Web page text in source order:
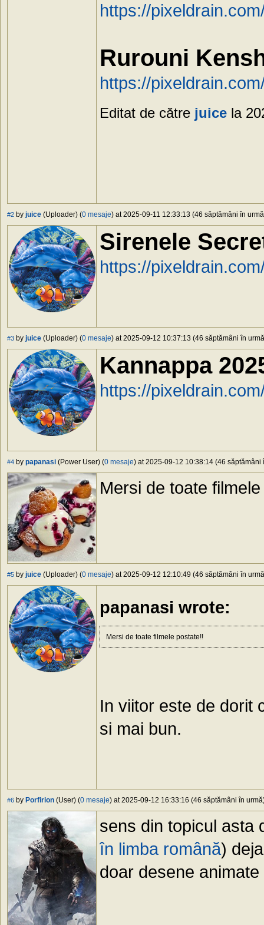
https://
Rurouni
https://
Editat de către juice la
#2 by juice (Uploader) (0 mesaje) at 2025-09-11 12:33:13 (46 săptămâni în
Sirenele
https://
#3 by juice (Uploader) (0 mesaje) at 2025-09-12 10:37:13 (46 săptămâni în
Kannappa
https://
#4 by papanasi (Power User) (0 mesaje) at 2025-09-12 10:38:14 (46 săptămâni
Mersi de toate
#5 by juice (Uploader) (0 mesaje) at 2025-09-12 12:10:49 (46 săptămâni în
papanasi wrote:
Mersi de toate filmele postate!!
In viitor este de dorit
si mai bun.
#6 by Porfirion (User) (0 mesaje) at 2025-09-12 16:33:16 (46 săptămâni în
sens din topicul asta
în limba română)
doar desene